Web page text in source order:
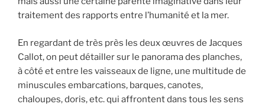
traitement des rapports entre l’humanité et la mer.
En regardant de très près les deux œuvres de Jacques
Callot, on peut détailler sur le panorama des planches,
à côté et entre les vaisseaux de ligne, une multitude de
minuscules embarcations, barques, canotes,
chaloupes, doris, etc. qui affrontent dans tous les sens